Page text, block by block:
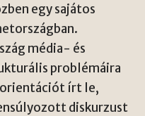
egy sajátos
média- és
problémáira
orientációt írt le,
diskurzust